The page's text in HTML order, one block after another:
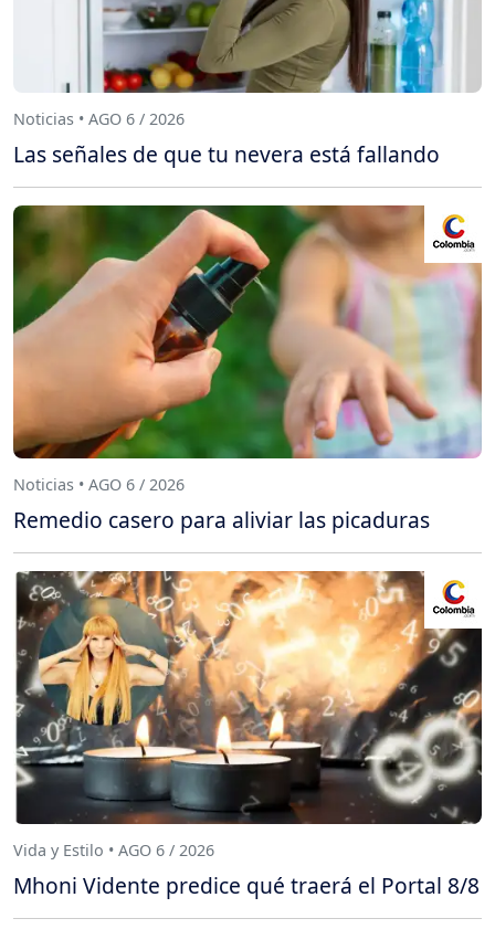
Noticias • AGO 6 / 2026
Las señales de que tu nevera está fallando
Noticias • AGO 6 / 2026
Remedio casero para aliviar las picaduras
Vida y Estilo • AGO 6 / 2026
Mhoni Vidente predice qué traerá el Portal 8/8